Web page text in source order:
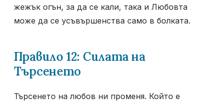
жежък огън, за да се кали, така и Любовта
може да се усъвършенства само в болката.
Правило 12: Силата на
Търсенето
Търсенето на любов ни променя. Който е